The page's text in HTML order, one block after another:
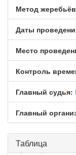
Метод
Даты
Место
Контроль
Главный судья:
Главный
Таблица